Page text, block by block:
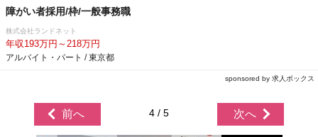
障がい者採用/枠/一般事務職
株式会社ランドネット
年収193万円～218万円
アルバイト・パート / 東京都
sponsored by 求人ボックス
前へ 4 / 5 次へ